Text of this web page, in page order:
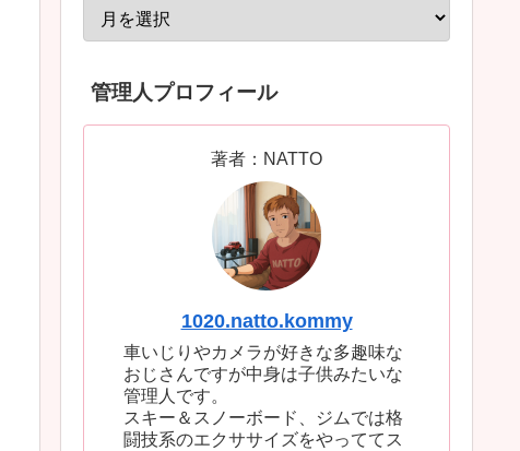
管理人プロフィール
著者：NATTO
1020.natto.kommy
車いじりやカメラが好きな多趣味な
おじさんですが中身は子供みたいな
管理人です。
スキー＆スノーボード、ジムでは格
闘技系のエクササイズをやっててス